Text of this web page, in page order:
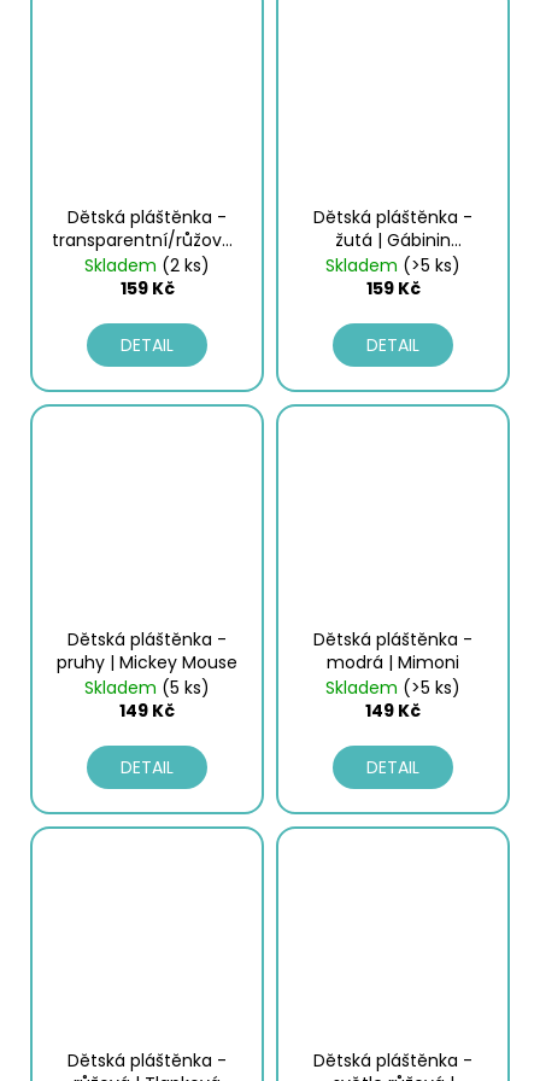
Dětská pláštěnka -
transparentní/růžová |
Gábinin kouzelný
domek
Skladem (2 ks)
159 Kč
DETAIL
Dětská pláštěnka -
žutá | Gábinin
kouzelný domek
Skladem (>5 ks)
159 Kč
DETAIL
Dětská pláštěnka -
pruhy | Mickey Mouse
Skladem (5 ks)
149 Kč
DETAIL
Dětská pláštěnka -
modrá | Mimoni
Skladem (>5 ks)
149 Kč
DETAIL
Dětská pláštěnka -
Dětská pláštěnka -